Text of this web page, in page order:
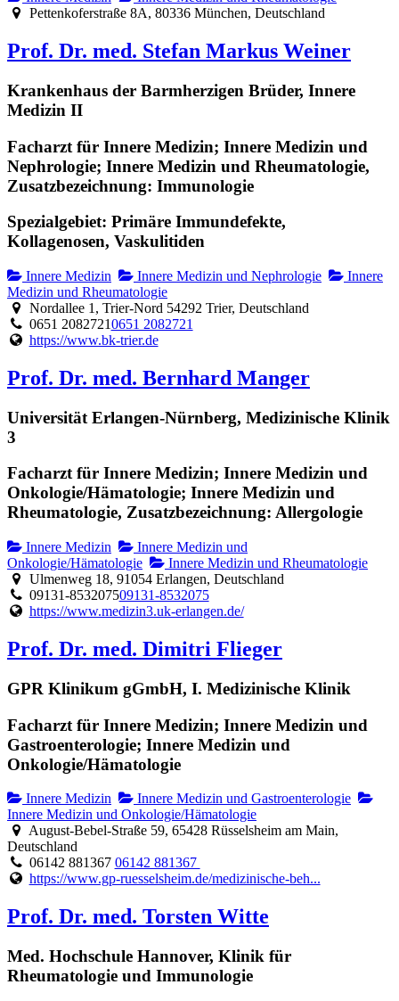
Pettenkoferstraße 8A, 80336 München, Deutschland
Prof. Dr. med. Stefan Markus Weiner
Krankenhaus der Barmherzigen Brüder, Innere
Medizin II
Facharzt für Innere Medizin; Innere Medizin und
Nephrologie; Innere Medizin und Rheumatologie,
Zusatzbezeichnung: Immunologie
Spezialgebiet: Primäre Immundefekte,
Kollagenosen, Vaskulitiden
Innere Medizin Innere Medizin und Nephrologie
Innere
Medizin und Rheumatologie
Nordallee 1, Trier-Nord 54292 Trier, Deutschland
0651 20827210651 2082721
https://www.bk-trier.de
Prof. Dr. med. Bernhard Manger
Universität Erlangen-Nürnberg, Medizinische Klinik
3
Facharzt für Innere Medizin; Innere Medizin und
Onkologie/Hämatologie; Innere Medizin und
Rheumatologie, Zusatzbezeichnung: Allergologie
Innere Medizin
Innere Medizin und
Onkologie/Hämatologie
Innere Medizin und Rheumatologie
Ulmenweg 18, 91054 Erlangen, Deutschland
09131-853207509131-8532075
https://www.medizin3.uk-erlangen.de/
Prof. Dr. med. Dimitri Flieger
GPR Klinikum gGmbH, I. Medizinische Klinik
Facharzt für Innere Medizin; Innere Medizin und
Gastroenterologie; Innere Medizin und
Onkologie/Hämatologie
Innere Medizin
Innere Medizin und Gastroenterologie
Innere Medizin und Onkologie/Hämatologie
August-Bebel-Straße 59, 65428 Rüsselsheim am Main,
Deutschland
06142 881367 06142 881367
https://www.gp-ruesselsheim.de/medizinische-beh...
Prof. Dr. med. Torsten Witte
Med. Hochschule Hannover, Klinik für
Rheumatologie und Immunologie